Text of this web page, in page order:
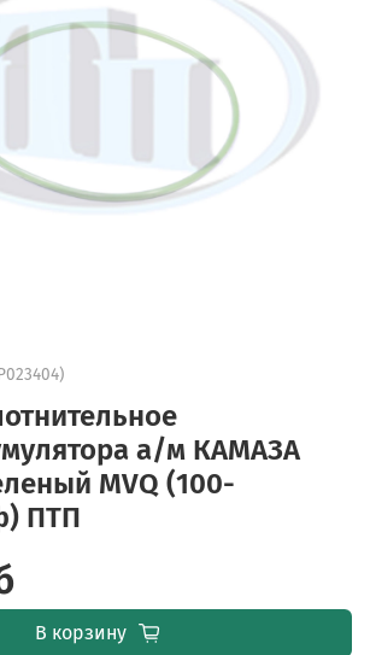
а/м КАМАЗА
MVQ (100-
ПТП
В корзину